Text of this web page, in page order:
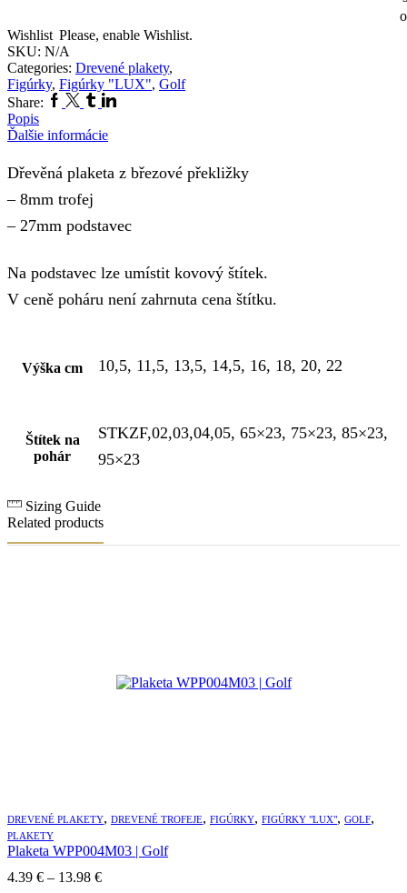
Wishlist Please, enable Wishlist.
SKU: N/A
Categories: Drevené plakety,
Figúrky, Figúrky "LUX", Golf
Share: Facebook
Twitter
TumblrLinkedin
Popis
Ďalšie informácie
Dřevěná plaketa z březové překližky
– 8mm trofej
– 27mm podstavec
Na podstavec lze umístit kovový štítek.
V ceně poháru není zahrnuta cena štítku.
Výška cm 10,5, 11,5, 13,5, 14,5, 16, 18, 20, 22
Štítek na
pohár
STKZF,02,03,04,05, 65×23, 75×23, 85×23,
95×23
Sizing Guide
Related products
DREVENÉ PLAKETY, DREVENÉ TROFEJE, FIGÚRKY, FIGÚRKY "LUX", GOLF,
PLAKETY
Plaketa WPP004M03 | Golf
4.39 € – 13.98 €Price